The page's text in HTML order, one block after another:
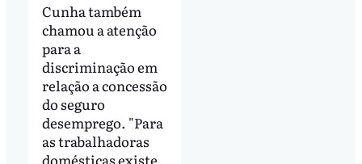
Cunha também
chamou a atenção
para a
discriminação em
relação a concessão
do seguro
desemprego. "Para
as trabalhadoras
domésticas existe